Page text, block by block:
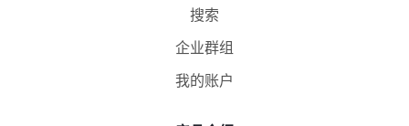
搜索
企业群组
我的账户